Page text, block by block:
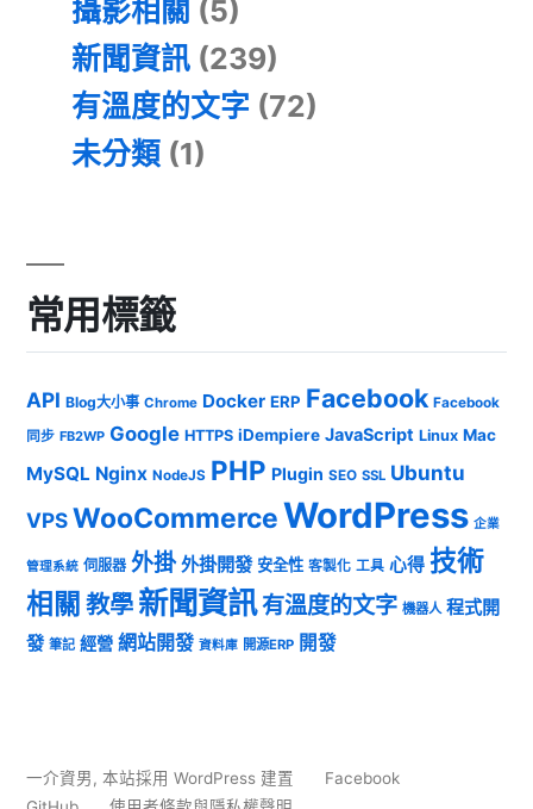
攝影相關 (5)
新聞資訊 (239)
有溫度的文字 (72)
未分類 (1)
常用標籤
API Blog大小事 Chrome Docker ERP Facebook Facebook
同步 FB2WP Google HTTPS iDempiere JavaScript Linux Mac
MySQL Nginx NodeJS PHP Plugin SEO SSL Ubuntu
VPSWooCommerceWordPress 企業
管理系統 伺服器 外掛 外掛開發 安全性 客製化 工具 心得 技術
相關 教學 新聞資訊有溫度的文字 機器人 程式開
發 筆記 經營 網站開發 資料庫 開源ERP 開發
一介資男, 本站採用 WordPress 建置
Facebook